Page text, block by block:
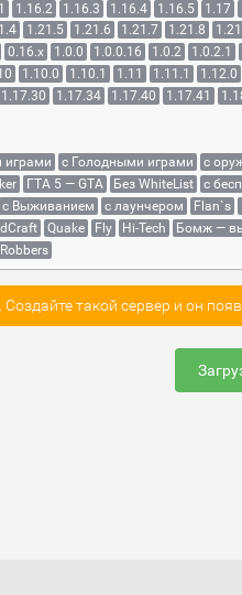
1.16.2 1.16.3 1.16.4 1.16.5 1.17
1.21.5 1.21.6 1.21.7 1.21.8
0.16.x 1.0.0 1.0.0.16 1.0.2 1.0.2.1
1.10.0 1.10.1 1.11 1.11.1 1.12.0
1.17.30 1.17.34 1.17.40 1.17.41
играми с Голодными играми с
ГТА 5 — GTA Без WhiteList с
с Выживанием с лаунчером Flan`s
Quake Fly Hi-Tech Бомж —
такой сервер и он